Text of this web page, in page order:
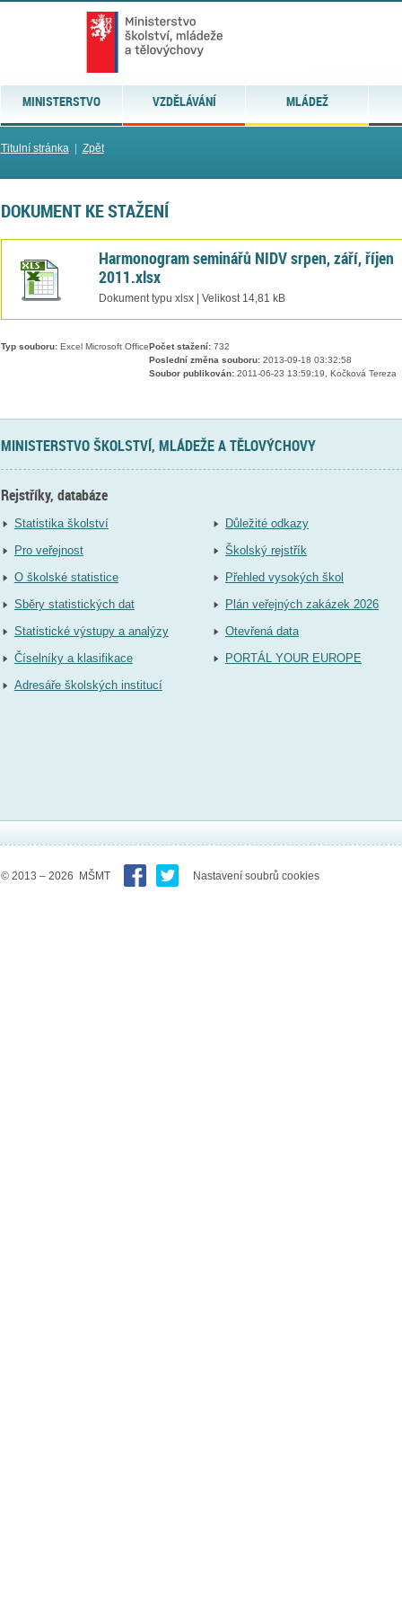
MINISTERSTVO VZDĚLÁVÁNÍ MLÁDEŽ
Titulní stránka| Zpět
DOKUMENT KE STAŽENÍ
Harmonogram seminářů NIDV srpen, září, říjen
2011.xlsx
Dokument typu xlsx | Velikost 14,81 kB
Typ souboru:Excel Microsoft Office Počet stažení:732
Poslední změna souboru:2013-09-18 03:32:58
Soubor publikován:2011-06-23 13:59:19, Kočková Tereza
MINISTERSTVO ŠKOLSTVÍ, MLÁDEŽE A TĚLOVÝCHOVY
Rejstříky, databáze
Statistika školství
Pro veřejnost
O školské statistice
Sběry statistických dat
Statistické výstupy a analýzy
Číselníky a klasifikace
Adresáře školských institucí
Důležité odkazy
Školský rejstřík
Přehled vysokých škol
Plán veřejných zakázek 2026
Otevřená data
PORTÁL YOUR EUROPE
© 2013 – 2026 MŠMT Nastavení soubrů cookies